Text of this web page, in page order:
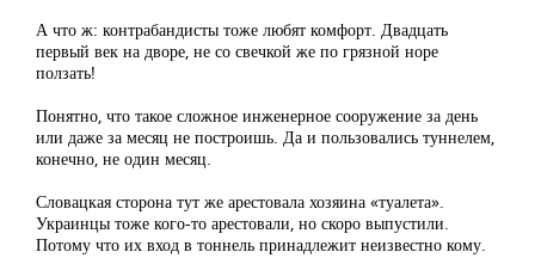
А что ж: контрабандисты тоже любят комфорт. Двадцать
первый век на дворе, не со свечкой же по грязной норе
ползать!
Понятно, что такое сложное инженерное сооружение за день
или даже за месяц не построишь. Да и пользовались туннелем,
конечно, не один месяц.
Словацкая сторона тут же арестовала хозяина «туалета».
Украинцы тоже кого-то арестовали, но скоро выпустили.
Потому что их вход в тоннель принадлежит неизвестно кому.